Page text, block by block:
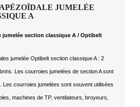
JUMELÉE
A
jumelée section classique A / Optibelt
jumelée Optibelt section classique A : 2
Les courroies jumelées de section A sont
Les courroies jumelées sont souvent utilisées
machines de TP, ventilateurs, broyeurs,